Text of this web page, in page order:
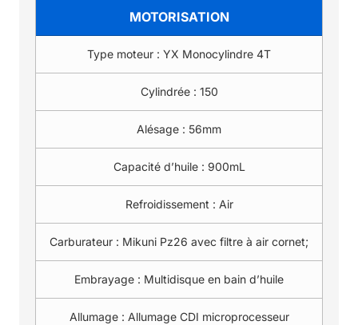
MOTORISATION
Type moteur : YX Monocylindre 4T
Cylindrée : 150
Alésage : 56mm
Capacité d’huile : 900mL
Refroidissement : Air
Carburateur : Mikuni Pz26 avec filtre à air cornet;
Embrayage : Multidisque en bain d’huile
Allumage : Allumage CDI microprocesseur